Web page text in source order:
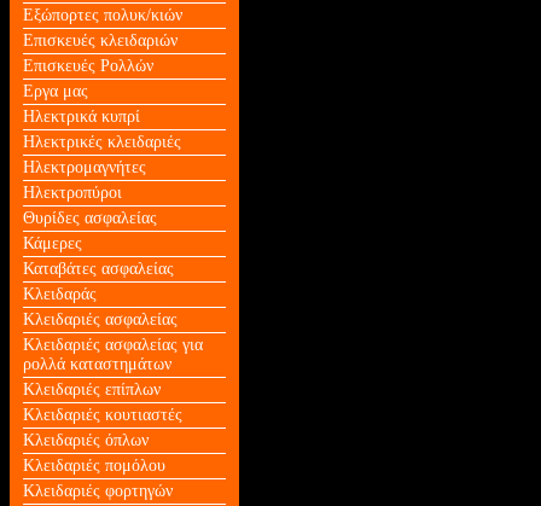
Εξώπορτες πολυκ/κιών
Επισκευές κλειδαριών
Επισκευές Ρολλών
Εργα μας
Ηλεκτρικά κυπρί
Ηλεκτρικές κλειδαριές
Ηλεκτρομαγνήτες
Ηλεκτροπύροι
Θυρίδες ασφαλείας
Κάμερες
Καταβάτες ασφαλείας
Κλειδαράς
Κλειδαριές ασφαλείας
Κλειδαριές ασφαλείας για
ρολλά καταστημάτων
Κλειδαριές επίπλων
Κλειδαριές κουτιαστές
Κλειδαριές όπλων
Κλειδαριές πομόλου
Κλειδαριές φορτηγών